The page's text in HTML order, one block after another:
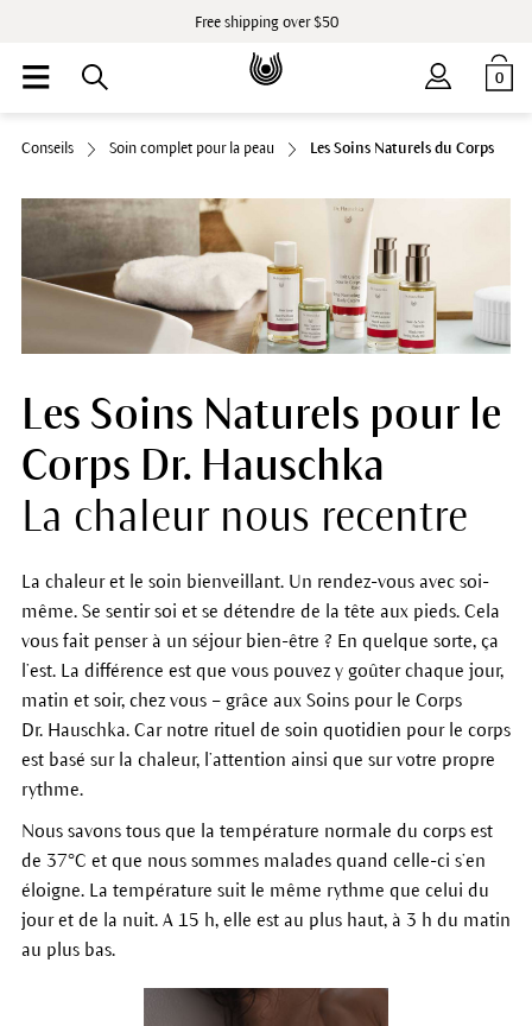
Free shipping over $50
0
Conseils Soin complet pour la peau Les Soins Naturels du Corps
Les Soins Naturels pour le
Corps Dr. Hauschka
La chaleur nous recentre
La chaleur et le soin bienveillant. Un rendez-vous avec soi-
même. Se sentir soi et se détendre de la tête aux pieds. Cela
vous fait penser à un séjour bien-être ? En quelque sorte, ça
l’est. La différence est que vous pouvez y goûter chaque jour,
matin et soir, chez vous – grâce aux Soins pour le Corps
Dr. Hauschka. Car notre rituel de soin quotidien pour le corps
est basé sur la chaleur, l’attention ainsi que sur votre propre
rythme.
Nous savons tous que la température normale du corps est
de 37°C et que nous sommes malades quand celle-ci s’en
éloigne. La température suit le même rythme que celui du
jour et de la nuit. A 15 h, elle est au plus haut, à 3 h du matin
au plus bas.